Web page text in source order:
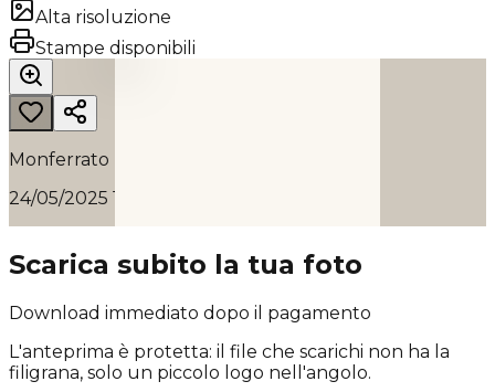
Alta risoluzione
Stampe disponibili
Monferrato
24/05/2025 10:35
Scarica subito la tua foto
Download immediato dopo il pagamento
L'anteprima è protetta: il file che scarichi non ha la
filigrana, solo un piccolo logo nell'angolo.